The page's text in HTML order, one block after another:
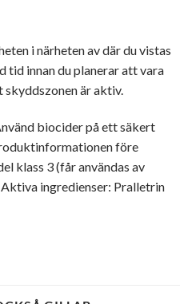
i närheten av där du vistas
tid innan du planerar att vara
är aktiv.
biocider på ett säkert
före
klass 3 (får användas av
ingredienser: Pralletrin